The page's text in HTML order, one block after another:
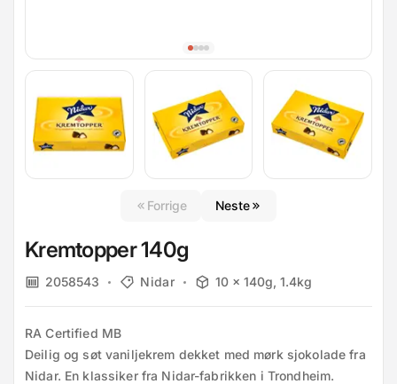
Forrige Neste
Kremtopper 140g
2058543 Nidar 10 x 140g, 1.4kg
RA Certified MB
Deilig og søt vaniljekrem dekket med mørk sjokolade fra
Nidar. En klassiker fra Nidar-fabrikken i Trondheim.